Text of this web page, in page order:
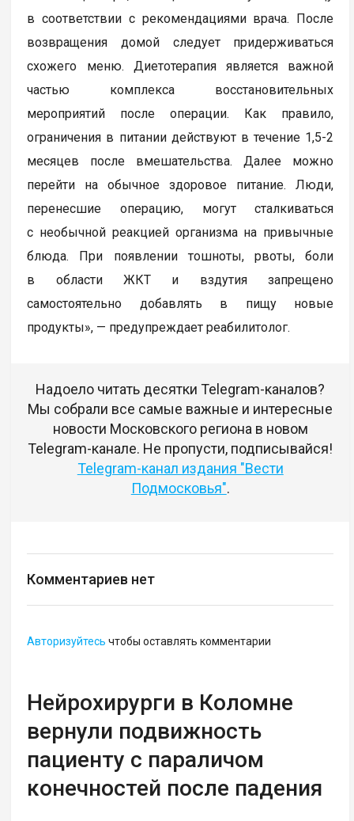
в соответствии с рекомендациями врача. После
возвращения домой следует придерживаться
схожего меню. Диетотерапия является важной
частью комплекса восстановительных
мероприятий после операции. Как правило,
ограничения в питании действуют в течение 1,5-2
месяцев после вмешательства. Далее можно
перейти на обычное здоровое питание. Люди,
перенесшие операцию, могут сталкиваться
с необычной реакцией организма на привычные
блюда. При появлении тошноты, рвоты, боли
в области ЖКТ и вздутия запрещено
самостоятельно добавлять в пищу новые
продукты», — предупреждает реабилитолог.
Надоело читать десятки Telegram-каналов?
Мы собрали все самые важные и интересные
новости Московского региона в новом
Telegram-канале. Не пропусти, подписывайся!
Telegram-канал издания "Вести
Подмосковья".
Комментариев нет
Авторизуйтесь чтобы оставлять комментарии
Нейрохирурги в Коломне
вернули подвижность
пациенту с параличом
конечностей после падения